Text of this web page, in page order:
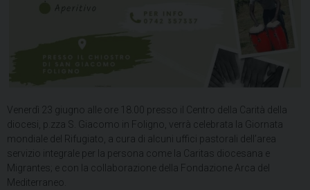
Venerdì 23 giugno alle ore 18.00 presso il Centro della Carità della
diocesi, p.zza S. Giacomo in Foligno, verrà celebrata la Giornata
mondiale del Rifugiato, a cura di alcuni uffici pastorali dell’area
servizio integrale per la persona come la Caritas diocesana e
Migrantes; e con la collaborazione della Fondazione Arca del
Mediterraneo.